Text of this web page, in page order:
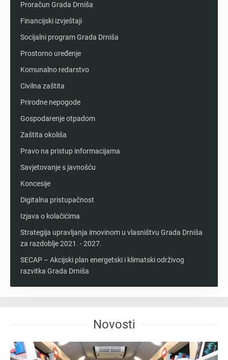
Proračun Grada Drniša
Financijski izvještaji
Socijalni program Grada Drniša
Prostorno uređenje
Komunalno redarstvo
Civilna zaštita
Prirodne nepogode
Gospodarenje otpadom
Zaštita okoliša
Pravo na pristup informacijama
Savjetovanje s javnošću
Koncesije
Digitalna pristupačnost
Izjava o kolačićima
Strategija upravljanja imovinom u vlasništvu Grada Drniša
za razdoblje 2021. - 2027.
SECAP – Akcijski plan energetski i klimatski održivog
razvitka Grada Drniša
Novosti